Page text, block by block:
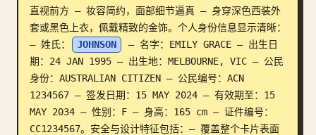
直视前方 – 妆容简约，面部细节逼真 – 身穿深色西装外
套或黑色上衣，佩戴精致的金饰。个人身份信息显示清晰：
– 姓氏：
JOHNSON
– 名字：EMILY GRACE – 出生日
期：24 JAN 1995 – 出生地：MELBOURNE, VIC – 公民
身份：AUSTRALIAN CITIZEN – 公民编号：ACN
1234567 – 签发日期：15 MAY 2024 – 有效期至：15
MAY 2034 – 性别：F – 身高：165 cm – 证件编号：
CC1234567。安全与设计特征包括：– 覆盖整个卡片表面